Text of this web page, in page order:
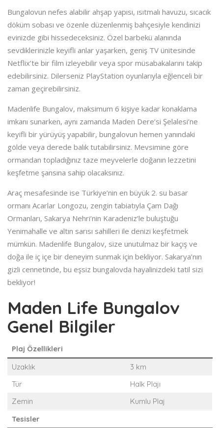
Bungalovun nefes alabilir ahşap yapısı, ısıtmalı havuzu, sıcacık
döküm sobası ve özenle düzenlenmiş bahçesiyle kendinizi
evinizde gibi hissedeceksiniz. Özel barbekü alanında
sevdiklerinizle keyifli anlar yaşarken, geniş TV ünitesinde
Netflix’te bir film izleyebilir veya spor müsabakalarını takip
edebilirsiniz. Dilerseniz PlayStation oyunlarıyla eğlenceli bir
zaman geçirebilirsiniz.
Madenlife Bungalov, maksimum 6 kişiye kadar konaklama
imkanı sunarken, aynı zamanda Maden Dere’si Şelalesi’ne
keyifli bir yürüyüş yapabilir, bungalovun hemen yanındaki
gölde veya derede balık tutabilirsiniz. Mevsimine göre
ormandan topladığınız taze meyvelerle doğanın lezzetini
keşfetme şansına sahip olacaksınız.
Araç mesafesinde ise Türkiye’nin en büyük 2. su basar
ormanı Acarlar Longozu, zengin tabiatıyla Çam Dağı
Ormanları, Sakarya Nehri’nin Karadeniz’le buluştuğu
Yenimahalle ve altın sarısı sahilleri ile denizi keşfetmek
mümkün. Madenlife Bungalov, size unutulmaz bir kaçış ve
doğa ile iç içe bir deneyim sunmak için bekliyor. Sakarya’nın
gizli cennetinde, bu eşsiz bungalovda hayalinizdeki tatil sizi
bekliyor!
Maden Life Bungalov
Genel Bilgiler
Plaj Özellikleri
Uzaklık
3 km
Tür
Halk Plajı
Zemin
Kumlu Plaj
Tesisler